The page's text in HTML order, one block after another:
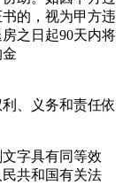
的，视为甲方违
之日起90天内将
、义务和责任依
字具有同等效
共和国有关法